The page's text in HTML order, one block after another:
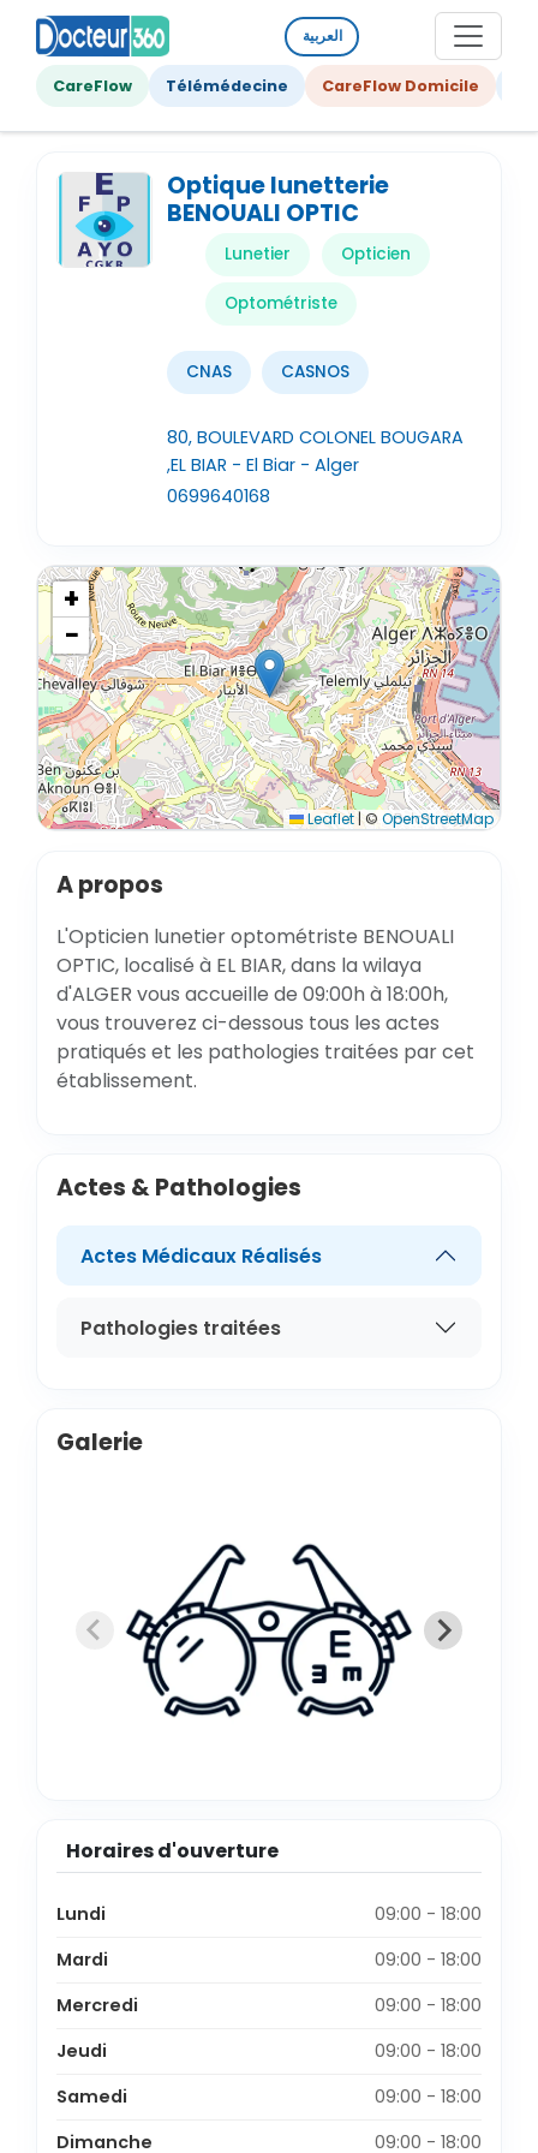
العربية
CareFlow Télémédecine CareFlow Domicile
Optique lunetterie
BENOUALI OPTIC
Lunetier Opticien
Optométriste
CNAS CASNOS
80, BOULEVARD COLONEL BOUGARA
,EL BIAR - El Biar - Alger
0699640168
+
−
Leaflet |© OpenStreetMap
A propos
L'Opticien lunetier optométriste BENOUALI
OPTIC, localisé à EL BIAR, dans la wilaya
d'ALGER vous accueille de 09:00h à 18:00h,
vous trouverez ci-dessous tous les actes
pratiqués et les pathologies traitées par cet
établissement.
Actes & Pathologies
Actes Médicaux Réalisés
Pathologies traitées
Galerie
Horaires d'ouverture
Lundi
09:00 - 18:00
Mardi
09:00 - 18:00
Mercredi
09:00 - 18:00
Jeudi
09:00 - 18:00
Samedi
09:00 - 18:00
Dimanche
09:00 - 18:00